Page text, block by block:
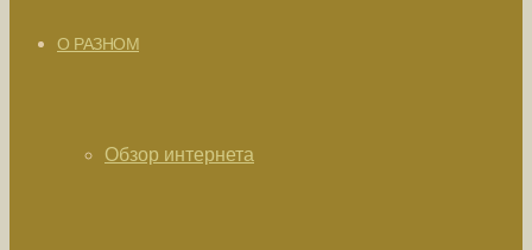
О РАЗНОМ
Обзор интернета